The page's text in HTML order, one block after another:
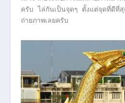
ครับ ไล่กันเป็นจุดๆ ตั้งแต่จุดที่ดีที่
ถ่ายภาพเลยครับ